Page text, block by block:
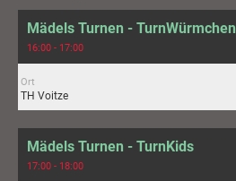
Mädels Turnen - TurnWürmchen
16:00 - 17:00
Ort
TH Voitze
Mädels Turnen - TurnKids
17:00 - 18:00